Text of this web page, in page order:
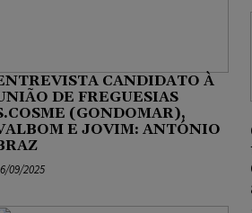
CANDIDATO À
DE FREGUESIAS
(GONDOMAR),
E JOVIM: ANTÓNIO
09/2025